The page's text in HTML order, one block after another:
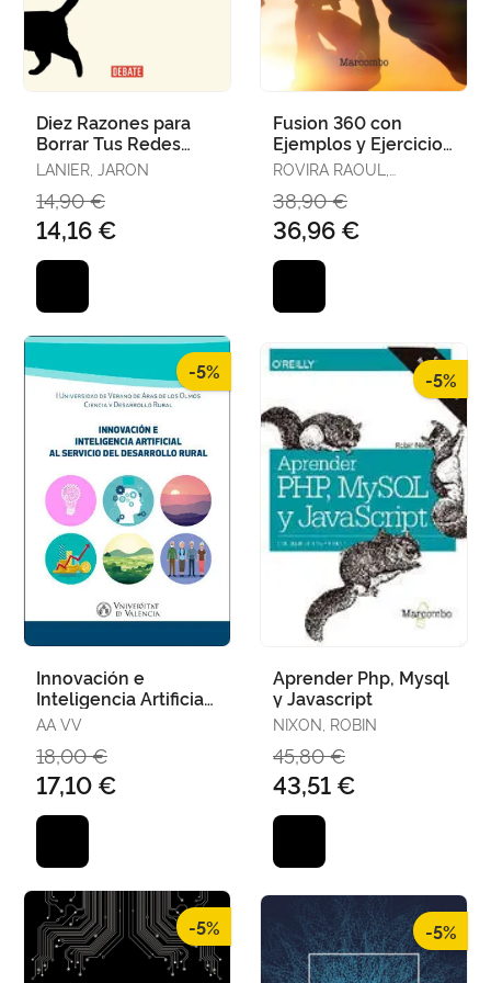
Diez Razones para
Borrar Tus Redes
Sociales de
Inmediato
LANIER, JARON
14,90 €
14,16 €
Fusion 360 con
Ejemplos y Ejercicios
Prácticos
ROVIRA RAOUL,
38,90 €
36,96 €
-5%
Innovación e
Inteligencia Artificial
Al Servicio del
AA VV
18,00 €
17,10 €
-5%
Aprender Php, Mysql
y Javascript
NIXON, ROBIN
45,80 €
43,51 €
-5% -5%